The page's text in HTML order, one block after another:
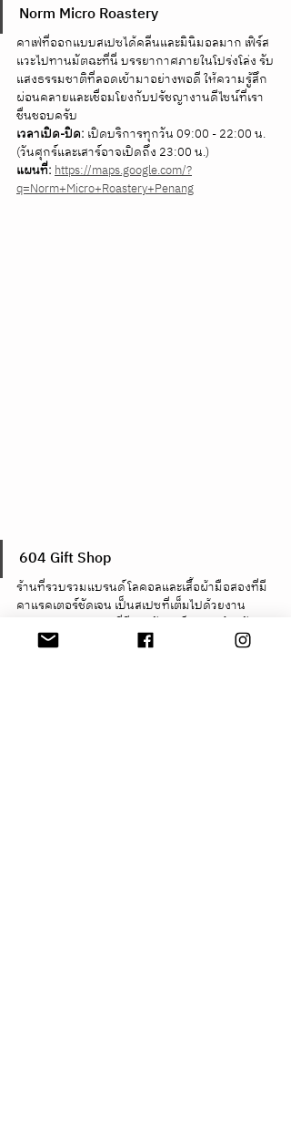
Norm Micro Roastery
คาเฟ่ที่ออกแบบสเปซได้คลีนและมินิมอลมาก เฟิร์ส
แวะไปทานมัตฉะที่นี่ บรรยากาศภายในโปร่งโล่ง รับ
แสงธรรมชาติที่ลอดเข้ามาอย่างพอดี ให้ความรู้สึก
ผ่อนคลายและเชื่อมโยงกับปรัชญางานดีไซน์ที่เรา
ชื่นชอบครับ
เวลาเปิด-ปิด: เปิดบริการทุกวัน 09:00 - 22:00 น.
(วันศุกร์และเสาร์อาจเปิดถึง 23:00 น.)
แผนที่:https://maps.google.com/?
q=Norm+Micro+Roastery+Penang
604 Gift Shop
ร้านที่รวบรวมแบรนด์โลคอลและเสื้อผ้ามือสองที่มี
คาแรคเตอร์ชัดเจน เป็นสเปซที่เต็มไปด้วยงาน
ออกแบบและไอเทมที่มีเอกลักษณ์ เหมาะสำหรับคน
ที่ชอบหางานคราฟต์และของสะสมครับ